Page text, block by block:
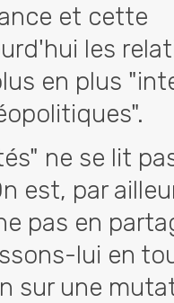
et cette
les
en plus
ne se lit
est, par
pas en
lui en
sur une